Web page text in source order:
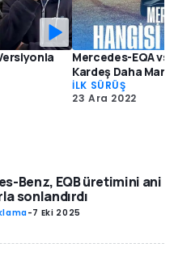
Mercedes-EQA vs
Kardeş Daha
İLK SÜRÜŞ
23 Ara 2022
Benz, EQB üretimini ani
sonlandırdı
-7 Eki 2025